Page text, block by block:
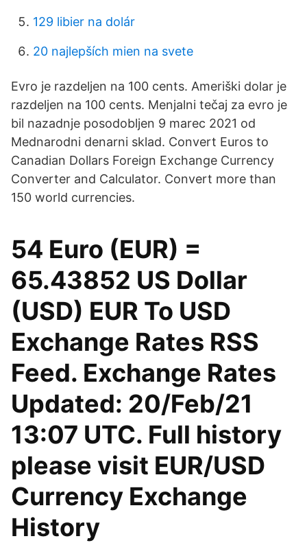
129 libier na dolár
20 najlepších mien na svete
Evro je razdeljen na 100 cents. Ameriški dolar je
razdeljen na 100 cents. Menjalni tečaj za evro je
bil nazadnje posodobljen 9 marec 2021 od
Mednarodni denarni sklad. Convert Euros to
Canadian Dollars Foreign Exchange Currency
Converter and Calculator. Convert more than
150 world currencies.
54 Euro (EUR) =
65.43852 US Dollar
(USD) EUR To USD
Exchange Rates RSS
Feed. Exchange Rates
Updated: 20/Feb/21
13:07 UTC. Full history
please visit EUR/USD
Currency Exchange
History